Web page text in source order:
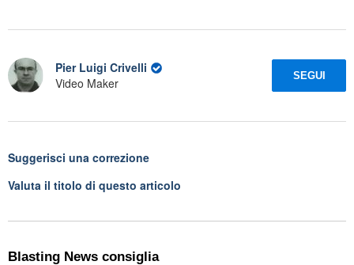
Pier Luigi Crivelli
Video Maker
SEGUI
Suggerisci una correzione
Valuta il titolo di questo articolo
Blasting News consiglia